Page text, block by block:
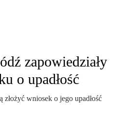
zapowiedziały
o upadłość
złożyć wniosek o jego upadłość